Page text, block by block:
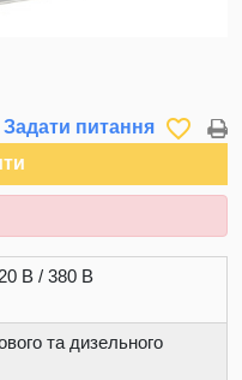
Задати питання favorite_border
В / 380 В
та дизельного